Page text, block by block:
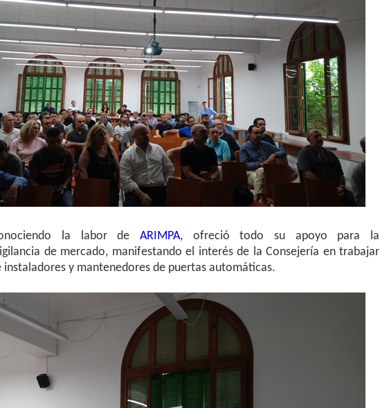
la labor deARIMPA, ofreció todo su apoyo para la
de mercado, manifestando el interés de la Consejería en trabajar
y mantenedores de puertas automáticas.